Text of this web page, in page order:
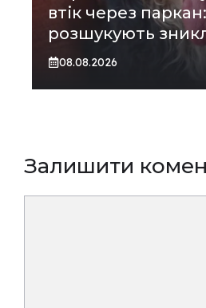
втік через
розшукують
08.08.2026
Залишити